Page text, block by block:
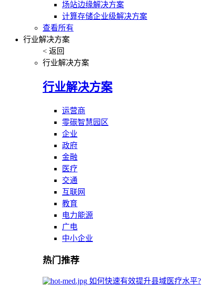
场站边缘解决方案
计算存储企业级解决方案
查看所有
行业解决方案
< 返回
行业解决方案
行业解决方案
运营商
零碳智慧园区
企业
政府
金融
医疗
交通
互联网
教育
电力能源
广电
中小企业
热门推荐
如何快速有效提升县域医疗水平?